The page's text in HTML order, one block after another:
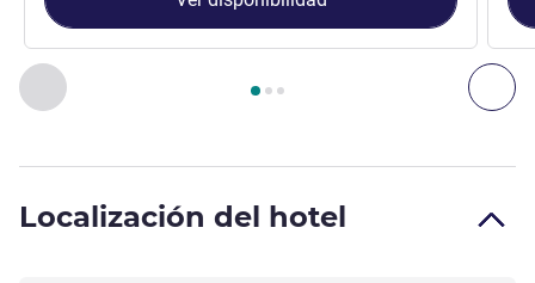
Anterior - Habitación
Página , Habitación 1 : Habitación Standard con 1
Localización del hotel